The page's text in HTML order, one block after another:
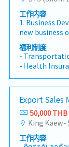
工作内容
1. Business
new business
commercial,
projects.2.
relationships
contractors,
Sales &amp;
project
and client
engineering
&amp;
and
福利制度
-
- Health
- Provident
- Annual
- OT
- Paid Vacation
- Employee
- New year
- Overseas
Export Sales
50,000
工作内容